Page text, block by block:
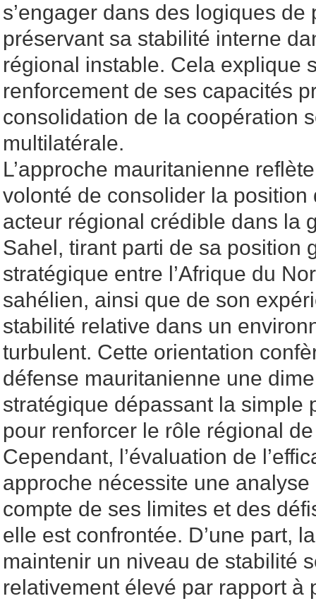
s’engager dans des logiques
préservant sa stabilité interne
régional instable. Cela explique
renforcement de ses capacités
consolidation de la coopération
multilatérale.
L’approche mauritanienne
volonté de consolider la position
acteur régional crédible dans la
Sahel, tirant parti de sa position
stratégique entre l’Afrique du
sahélien, ainsi que de son
stabilité relative dans un
turbulent. Cette orientation
défense mauritanienne une
stratégique dépassant la simple
pour renforcer le rôle régional de
Cependant, l’évaluation de
approche nécessite une
compte de ses limites et des
elle est confrontée. D’une part,
maintenir un niveau de stabilité
relativement élevé par rapport à